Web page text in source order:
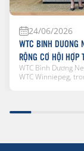
24/06/2026
WTC BINH DUONG
RỘNG CƠ HỘI HỢP
WTC Bình Dương
WTC Winniepeg,